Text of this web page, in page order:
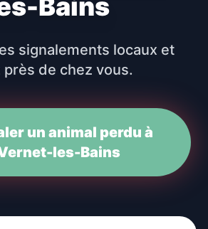
Bains
signalements locaux et
près de chez vous.
un animal perdu à
les-Bains